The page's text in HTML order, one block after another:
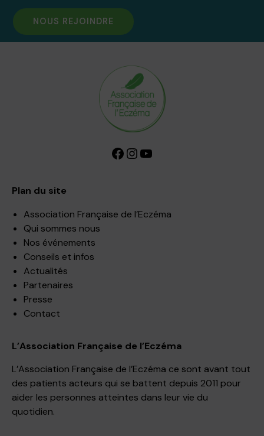
NOUS REJOINDRE
Facebook InstagramYouTube
Plan du site
Association Française de l’Eczéma
Qui sommes nous
Nos événements
Conseils et infos
Actualités
Partenaires
Presse
Contact
L’Association Française de l’Eczéma
L’Association Française de l’Eczéma ce sont avant tout
des patients acteurs qui se battent depuis 2011 pour
aider les personnes atteintes dans leur vie du
quotidien.